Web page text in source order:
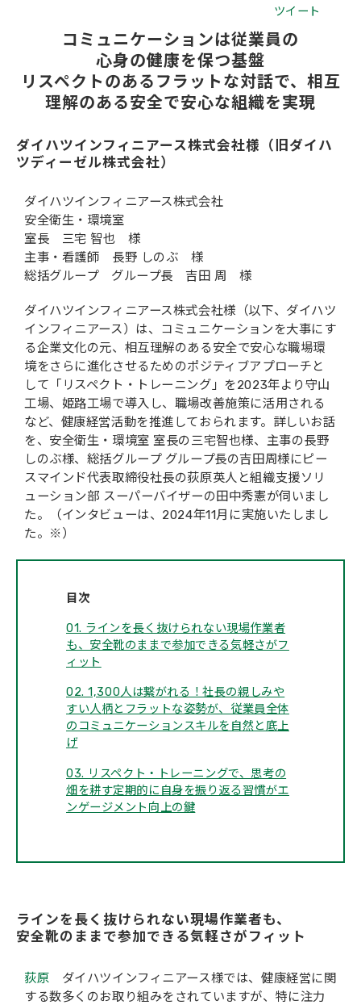
ツイート
コミュニケーションは従業員の
心身の健康を保つ基盤
リスペクトのあるフラットな対話で、相互
理解のある安全で安心な組織を実現
ダイハツインフィニアース株式会社様（旧ダイハ
ツディーゼル株式会社）
ダイハツインフィニアース株式会社
安全衛生・環境室
室長 三宅 智也 様
主事・看護師 長野 しのぶ 様
総括グループ グループ長 吉田 周 様
ダイハツインフィニアース株式会社様（以下、ダイハツ
インフィニアース）は、コミュニケーションを大事にす
る企業文化の元、相互理解のある安全で安心な職場環
境をさらに進化させるためのポジティブアプローチと
して「リスペクト・トレーニング」を2023年より守山
工場、姫路工場で導入し、職場改善施策に活用される
など、健康経営活動を推進しておられます。詳しいお話
を、安全衛生・環境室 室長の三宅智也様、主事の長野
しのぶ様、総括グループ グループ長の吉田周様にピー
スマインド代表取締役社長の荻原英人と組織支援ソリ
ューション部 スーパーバイザーの田中秀憲が伺いまし
た。（インタビューは、2024年11月に実施いたしまし
た。※）
目次
01. ラインを長く抜けられない現場作業者
も、安全靴のままで参加できる気軽さがフ
ィット
02. 1,300人は繋がれる！社長の親しみや
すい人柄とフラットな姿勢が、従業員全体
のコミュニケーションスキルを自然と底上
げ
03. リスペクト・トレーニングで、思考の
畑を耕す定期的に自身を振り返る習慣がエ
ンゲージメント向上の鍵
ラインを長く抜けられない現場作業者も、
安全靴のままで参加できる気軽さがフィット
荻原 ダイハツインフィニアース様では、健康経営に関
する数多くのお取り組みをされていますが、特に注力